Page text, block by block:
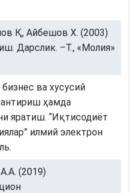
Қ, Айбешов X. (2003)
Дарслик. –Т., «Молия»
ва хусусий
ҳамда
яратиш. “Иқтисодиёт
илмий электрон
(2019)